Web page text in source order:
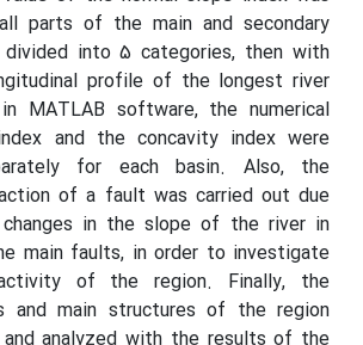
parts of the main and secondary
divided into 5 categories, then with
profile of the longest river
MATLAB software, the numerical
and the concavity index were
for each basin. Also, the
of a fault was carried out due
in the slope of the river in
main faults, in order to investigate
of the region. Finally, the
and main structures of the region